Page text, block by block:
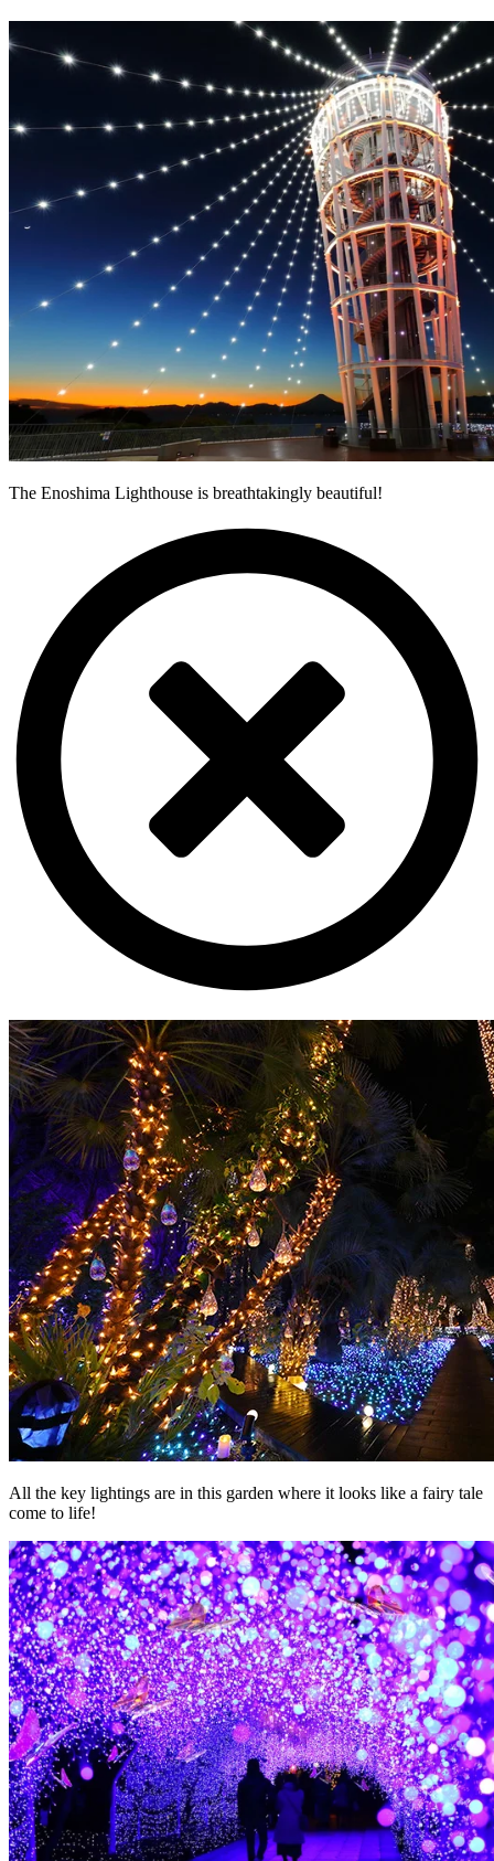
The Enoshima Lighthouse is breathtakingly beautiful!
All the key lightings are in this garden where it looks like a fairy tale
come to life!